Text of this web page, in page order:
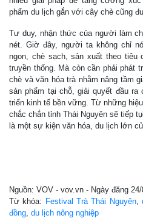
phẩm du lịch gắn với cây chè cũng
Tư duy, nhận thức của người làm
nét. Giờ đây, người ta không chỉ
ngon, chè sạch, sản xuất theo
truyền thống. Mà còn cần phải phát
chè và văn hóa trà nhằm nâng tầm
sản phẩm tại chỗ, giải quyết đầu
triển kinh tế bền vững. Từ những
chắc chắn tỉnh Thái Nguyên sẽ tiếp
là một sự kiện văn hóa, du lịch lớn
Nguồn: VOV - vov.vn - Ngày đăng
Từ khóa: Festival Trà Thái Nguyên,
đồng du lịch nông nghiệp